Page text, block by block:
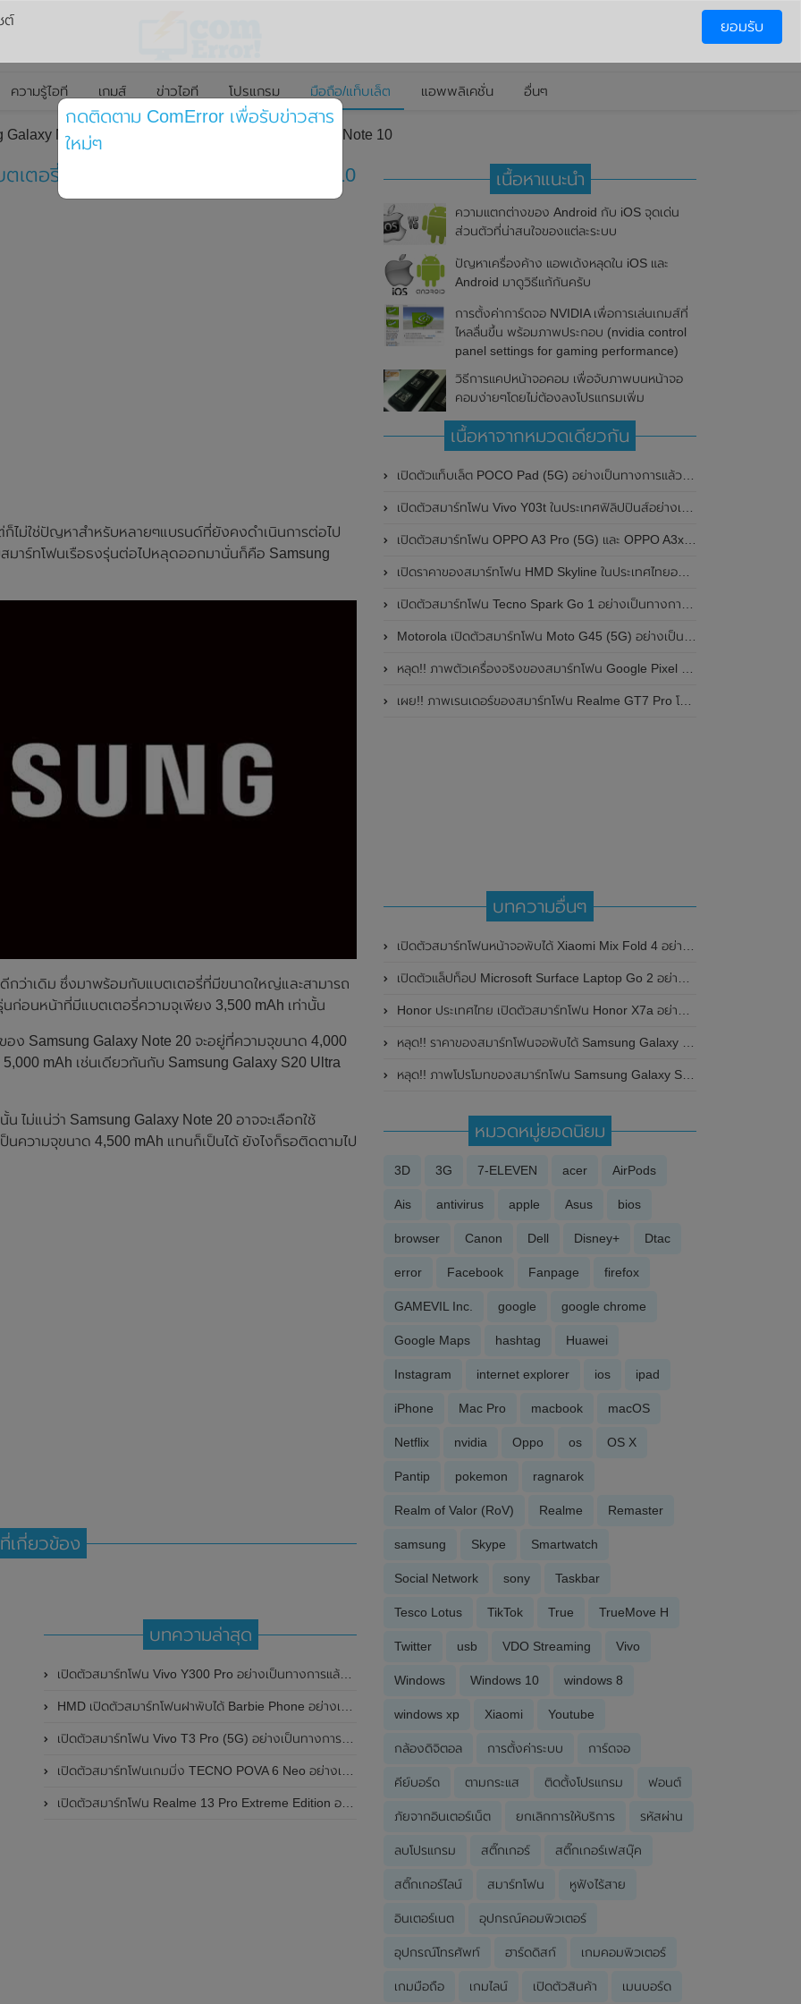
ความรู้ไอที เกมส์ ข่าวไอที โปรแกรม มือถือ/แท็บเล็ต แอพพลิเคชั่น อื่นๆ
Galaxy Note 20 มีแบตเตอรี่ใหญ่กว่า Samsung Galaxy Note 10
เตอรี่ใหญ่กว่า Samsung Galaxy Note 10
ก็ไม่ใช่ปัญหาสำหรับหลายๆแบรนด์ที่ยังคงดำเนินการต่อไป
าร์ทโฟนเรือธงรุ่นต่อไปหลุดออกมานั่นก็คือ Samsung
กว่าเดิม ซึ่งมาพร้อมกับแบตเตอรี่ที่มีขนาดใหญ่และสามารถ
ก่อนหน้าที่มีแบตเตอรี่ความจุเพียง 3,500 mAh เท่านั้น
อง Samsung Galaxy Note 20 จะอยู่ที่ความจุขนาด 4,000
mAh เช่นเดียวกันกับ Samsung Galaxy S20 Ultra
ไม่แน่ว่า Samsung Galaxy Note 20 อาจจะเลือกใช้
นความจุขนาด 4,500 mAh แทนก็เป็นได้ ยังไงก็รอติดตามไป
เกี่ยวข้อง
บทความล่าสุด
เปิดตัวสมาร์ทโฟน Vivo Y300 Pro อย่างเป็นทางการแล้วในประเทศจีน มาพร้อมดีไซน์พรีเมี่ยม ทนทาน และแบตเตอรี่สุดอึดขนาดใหญ่ 6,500mAh พร้อมรองรับการชาร์จไว 80W
HMD เปิดตัวสมาร์ทโฟนฝาพับได้ Barbie Phone อย่างเป็นทางการแล้ว มาพร้อมธีมสีชมพูสดใส
เปิดตัวสมาร์ทโฟน Vivo T3 Pro (5G) อย่างเป็นทางการแล้วในประเทศอินเดีย
เปิดตัวสมาร์ทโฟนเกมมิ่ง TECNO POVA 6 Neo อย่างเป็นทางการแล้วในประเทศไทย ในราคา 8,499 บาท
เปิดตัวสมาร์ทโฟน Realme 13 Pro Extreme Edition อย่างเป็นทางการแล้วในประเทศจีน
เนื้อหาแนะนำ
ความแตกต่างของ Android กับ iOS จุดเด่น
ส่วนตัวที่น่าสนใจของแต่ละระบบ
ปัญหาเครื่องค้าง แอพเด้งหลุดใน iOS และ
Android มาดูวิธีแก้กันครับ
การตั้งค่าการ์ดจอ NVIDIA เพื่อการเล่นเกมส์ที่
ไหลลื่นขึ้น พร้อมภาพประกอบ (nvidia control
panel settings for gaming performance)
วิธีการแคปหน้าจอคอม เพื่อจับภาพบนหน้าจอ
คอมง่ายๆโดยไม่ต้องลงโปรแกรมเพิ่ม
เนื้อหาจากหมวดเดียวกัน
เปิดตัวแท็บเล็ต POCO Pad (5G) อย่างเป็นทางการแล้วในประเทศอินเดีย มาพร้อมชิปเซ็ต Snapdragon 7s Gen 2 ของ Qualcomm และรองรับเครือข่าย 5G
เปิดตัวสมาร์ทโฟน Vivo Y03t ในประเทศฟิลิปปินส์อย่างเป็นทางการแล้ว มาพร้อมชิปเซ็ต Unisoc T612 , กล้องหลัง ความละเอียด 13MP , แบตเตอรี่ 5,000mAh และหน้าจอแสดงผล LCD / 90Hz
เปิดตัวสมาร์ทโฟน OPPO A3 Pro (5G) และ OPPO A3x ในประเทศไทยอย่างเป็นทางการแล้ว ในราคาเริ่มต้นเพียง 3,999 บาท
เปิดราคาของสมาร์ทโฟน HMD Skyline ในประเทศไทยอย่างเป็นทางการแล้ว ราคา 14,990 บาท
เปิดตัวสมาร์ทโฟน Tecno Spark Go 1 อย่างเป็นทางการแล้ว มาพร้อมหน้าจอแสดงผล LCD / 120Hz , แบตเตอรี่ 5,000mAh และใช้ชิปเซ็ต Unisoc
Motorola เปิดตัวสมาร์ทโฟน Moto G45 (5G) อย่างเป็นทางการแล้วในอินเดีย
หลุด!! ภาพตัวเครื่องจริงของสมาร์ทโฟน Google Pixel 9a โชว์ดีไซน์ใหม่ กล้องหลังแบนราบ ไม่มีกรอบของกล้องแล้ว
เผย!! ภาพเรนเดอร์ของสมาร์ทโฟน Realme GT7 Pro โชว์ให้เห็นดีไซน์ใหม่ พร้อมเผยรายละเอียดสเปกที่สำคัญบางส่วน
บทความอื่นๆ
เปิดตัวสมาร์ทโฟนหน้าจอพับได้ Xiaomi Mix Fold 4 อย่างเป็นทางการในประเทศจีน มาพร้อมดีไซน์ตัวเครื่องบางและเบากว่าเดิม , ชิปเซ็ต Qualcomm Snapdragon 8 Gen 3 และกล้อง Periscope ซูม 5 เท่า
เปิดตัวแล็ปท็อป Microsoft Surface Laptop Go 2 อย่างเป็นทางการ มาพร้อมกับ Intel Core i5 เจนเนอเรชั่นที่ 11
Honor ประเทศไทย เปิดตัวสมาร์ทโฟน Honor X7a อย่างเป็นทางการแล้ว ในราคาเพียง 5,999 บาท
หลุด!! ราคาของสมาร์ทโฟนจอพับได้ Samsung Galaxy Z Fold3 และ Samsung Galaxy Z Flip3 ในประเทศเกาหลีใต้
หลุด!! ภาพโปรโมทของสมาร์ทโฟน Samsung Galaxy S23 Series ทั้ง 3 รุ่น ก่อนเปิดตัวตัวอย่างเป็นทางการในวันที่ 1 กุมภาพันธ์ 2023 นี้
หมวดหมู่ยอดนิยม
3D 3G 7-ELEVEN acer AirPods
Ais antivirus apple Asus bios
browser Canon Dell Disney+ Dtac
error Facebook Fanpage firefox
GAMEVIL Inc. google google chrome
Google Maps hashtag Huawei
Instagram internet explorer ios ipad
iPhone Mac Pro macbook macOS
Netflix nvidia Oppo os OS X
Pantip pokemon ragnarok
Realm of Valor (RoV) Realme Remaster
samsung Skype Smartwatch
Social Network sony Taskbar
Tesco Lotus TikTok True TrueMove H
Twitter usb VDO Streaming Vivo
Windows Windows 10 windows 8
windows xp Xiaomi Youtube
กล้องดิจิตอล การตั้งค่าระบบ การ์ดจอ
คีย์บอร์ด ตามกระแส ติดตั้งโปรแกรม ฟอนต์
ภัยจากอินเตอร์เน็ต ยกเลิกการให้บริการ รหัสผ่าน
ลบโปรแกรม สติ๊กเกอร์ สติ๊กเกอร์เฟสบุ๊ค
สติ๊กเกอร์ไลน์ สมาร์ทโฟน หูฟังไร้สาย
อินเตอร์เนต อุปกรณ์คอมพิวเตอร์
อุปกรณ์โทรศัพท์ ฮาร์ดดิสก์ เกมคอมพิวเตอร์
เกมมือถือ เกมไลน์ เปิดตัวสินค้า เมนบอร์ด
ต์ ยอมรับ
กดติดตาม ComError เพื่อรับข่าวสาร
ใหม่ๆ